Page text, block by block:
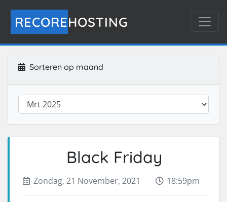
RECOREHOSTING
Sorteren op maand
Black Friday
Zondag, 21 November, 2021 18:59pm